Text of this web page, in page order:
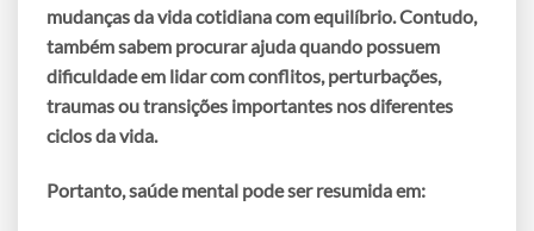
mudanças da vida cotidiana com equilíbrio. Contudo,
também sabem procurar ajuda quando possuem
dificuldade em lidar com conflitos, perturbações,
traumas ou transições importantes nos diferentes
ciclos da vida.
Portanto, saúde mental pode ser resumida em: